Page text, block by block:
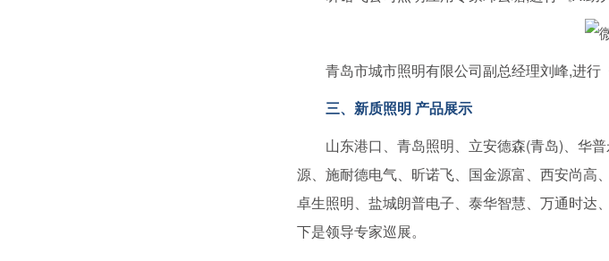
青岛市城市照明有限公司副总经理刘峰,进行
三、新质照明 产品展示
山东港口、青岛照明、立安德森(青岛)、华普
源、施耐德电气、昕诺飞、国金源富、西安尚高
卓生照明、盐城朗普电子、泰华智慧、万通时达
下是领导专家巡展。